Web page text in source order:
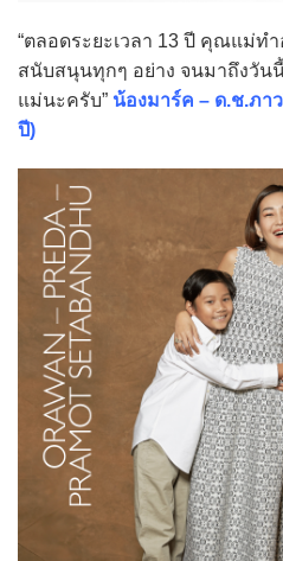
“ตลอดระยะเวลา 13 ปี คุณแม่ท
สนับสนุนทุกๆ อย่าง จนมาถึงวัน
แม่นะครับ” น้องมาร์ค – ด.ช.ภา
ปี)